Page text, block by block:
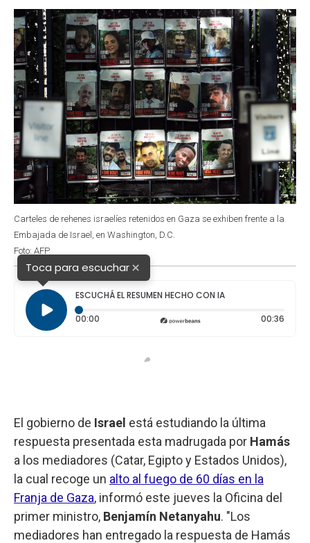
k
p
n
Carteles de rehenes israelíes retenidos en Gaza se exhiben frente a la
Embajada de Israel, en Washington, D.C.
Foto: AFP
Toca para escuchar×
ESCUCHÁ EL RESUMEN HECHO CON IA
00:00 Tiempo transcurrido: 0 segundos 00:36
El gobierno de Israel está estudiando la última
respuesta presentada esta madrugada por Hamás
a los mediadores (Catar, Egipto y Estados Unidos),
la cual recoge un alto al fuego de 60 días en la
Franja de Gaza, informó este jueves la Oficina del
primer ministro, Benjamín Netanyahu. "Los
mediadores han entregado la respuesta de Hamás